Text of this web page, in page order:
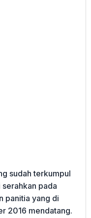
sudah terkumpul
pada
panitia yang di
2016 mendatang.